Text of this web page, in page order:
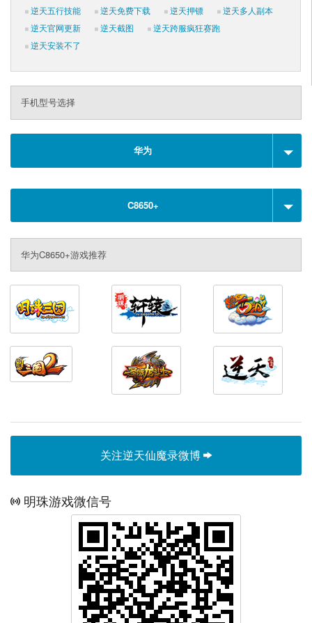
逆天五行技能
逆天免费下载 逆天押镖
逆天多人副本
逆天官网更新
逆天截图
逆天跨服疯狂赛跑
逆天安装不了
手机型号选择
华为
C8650+
华为C8650+游戏推荐
关注逆天仙魔录微博
明珠游戏微信号